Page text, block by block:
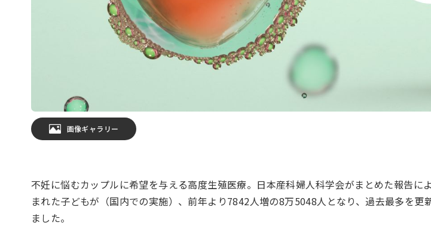
画像ギャラリー
不妊に悩むカップルに希望を与える高度生殖医療。日本産科婦人科学会がまとめた報告に
まれた子どもが（国内での実施）、前年より7842人増の8万5048人となり、過去最多を更
ました。